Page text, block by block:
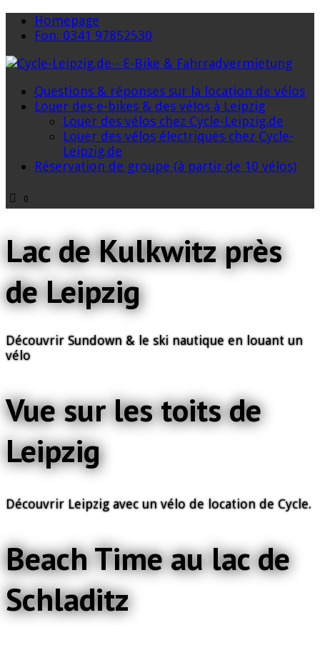
Homepage
Fon: 0341 97852530
Questions & réponses sur la location de vélos
Louer des e-bikes & des vélos à Leipzig
Louer des vélos chez Cycle-Leipzig.de
Louer des vélos électriques chez Cycle-
Leipzig.de
Réservation de groupe (à partir de 10 vélos)
0
Lac de Kulkwitz près
de Leipzig
Découvrir Sundown & le ski nautique en louant un
vélo
Vue sur les toits de
Leipzig
Découvrir Leipzig avec un vélo de location de Cycle.
Beach Time au lac de
Schladitz